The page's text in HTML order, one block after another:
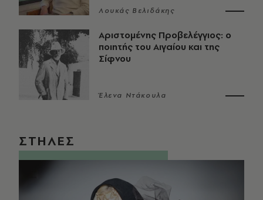
Λουκάς Βελιδάκης
Αριστομένης Προβελέγγιος: ο
ποιητής του Αιγαίου και της
Σίφνου
Έλενα Ντάκουλα
ΣΤΗΛΕΣ